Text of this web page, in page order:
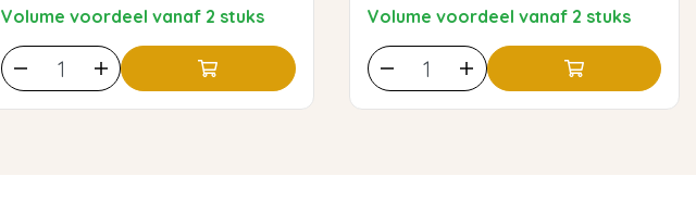
Volume voordeel vanaf 2 stuks Volume voordeel vanaf 2 stuks